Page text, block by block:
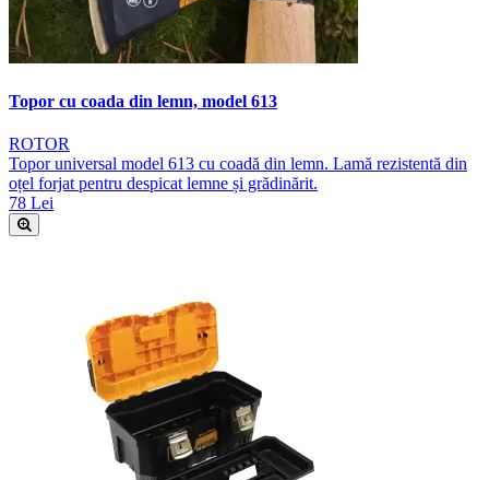
Topor cu coada din lemn, model 613
ROTOR
Topor universal model 613 cu coadă din lemn. Lamă rezistentă din
oțel forjat pentru despicat lemne și grădinărit.
78 Lei